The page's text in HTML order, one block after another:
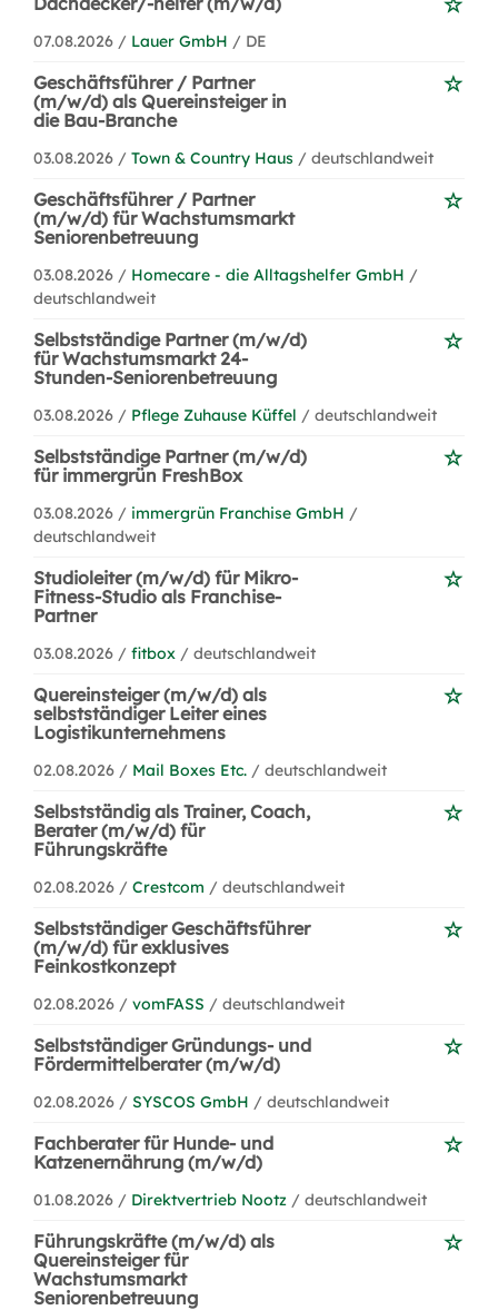
07.08.2026 / Lauer GmbH / DE
Geschäftsführer / Partner
(m/w/d) als Quereinsteiger in
die Bau-Branche
03.08.2026 / Town & Country Haus / deutschlandweit
Geschäftsführer / Partner
(m/w/d) für Wachstumsmarkt
Seniorenbetreuung
03.08.2026 / Homecare - die Alltagshelfer GmbH /
deutschlandweit
Selbstständige Partner (m/w/d)
für Wachstumsmarkt 24-
Stunden-Seniorenbetreuung
03.08.2026 / Pflege Zuhause Küffel / deutschlandweit
Selbstständige Partner (m/w/d)
für immergrün FreshBox
03.08.2026 / immergrün Franchise GmbH /
deutschlandweit
Studioleiter (m/w/d) für Mikro-
Fitness-Studio als Franchise-
Partner
03.08.2026 / fitbox / deutschlandweit
Quereinsteiger (m/w/d) als
selbstständiger Leiter eines
Logistikunternehmens
02.08.2026 / Mail Boxes Etc. / deutschlandweit
Selbstständig als Trainer, Coach,
Berater (m/w/d) für
Führungskräfte
02.08.2026 / Crestcom / deutschlandweit
Selbstständiger Geschäftsführer
(m/w/d) für exklusives
Feinkostkonzept
02.08.2026 / vomFASS / deutschlandweit
Selbstständiger Gründungs- und
Fördermittelberater (m/w/d)
02.08.2026 / SYSCOS GmbH / deutschlandweit
Fachberater für Hunde- und
Katzenernährung (m/w/d)
01.08.2026 / Direktvertrieb Nootz / deutschlandweit
Führungskräfte (m/w/d) als
Quereinsteiger für
Wachstumsmarkt
Seniorenbetreuung